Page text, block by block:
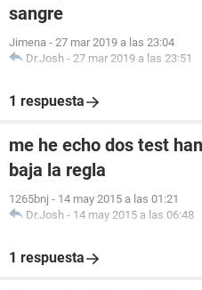
sangre
Jimena - 27 mar 2019 a las 23:04
Dr.Josh - 27 mar 2019 a las 23:51
1 respuesta
me he echo dos test
baja la regla
1265bnj - 14 may 2015 a las 01:21
Dr.Josh - 14 may 2015 a las 06:48
1 respuesta